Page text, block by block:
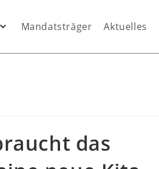
Mandatsträger Aktuelles
das